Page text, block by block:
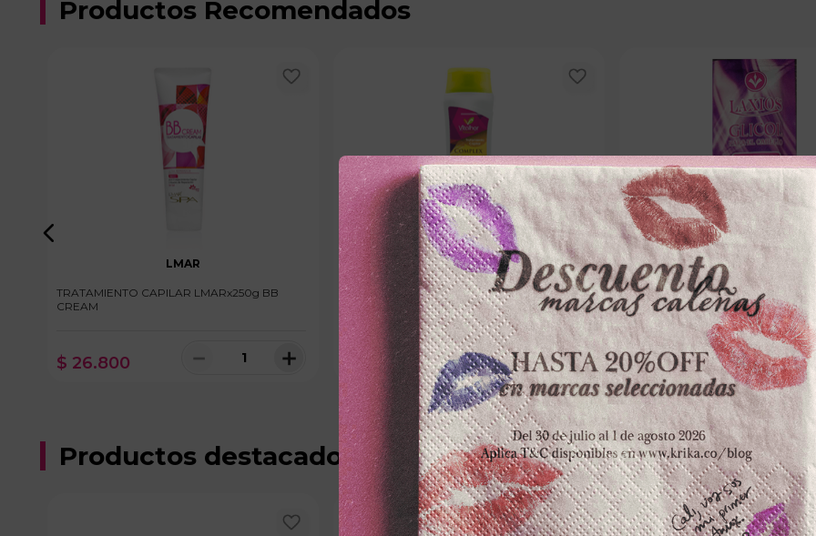
Productos Recomendados
LMAR
TRATAMIENTO CAPILAR LMARx250g BB
CREAM
$ 26.800 ＋
－
VITALHER
TRATAMIENTO CAPILAR VITALHERx350ml
COMPLEX
$ 28.600 ＋
－
100 disponibles
DROMATIC
TRATAMIENTO CAPILAR
GLICOL
$ 3200, －
Productos destacados